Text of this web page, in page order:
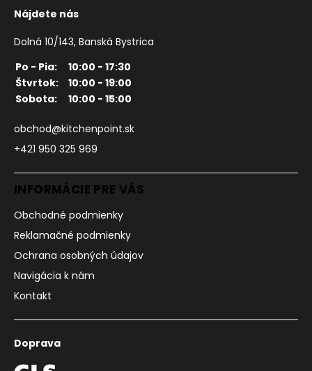
Nájdete nás
Dolná 10/143, Banská Bystrica
Po - Pia:
10:00 - 17:30
Štvrtok:
10:00 - 19:00
Sobota:
10:00 - 15:00
obchod@kitchenpoint.sk
+421 950 325 969
INFORMÁCIE PRE VÁS
Obchodné podmienky
Reklamačné podmienky
Ochrana osobných údajov
Navigácia k nám
Kontakt
Doprava